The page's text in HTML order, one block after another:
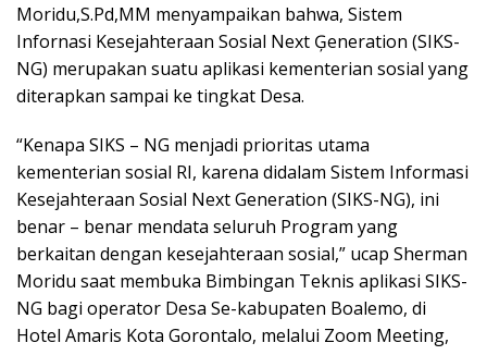
Moridu,S.Pd,MM menyampaikan bahwa, Sistem
Infornasi Kesejahteraan Sosial Next Ģeneration (SIKS-
NG) merupakan suatu aplikasi kementerian sosial yang
diterapkan sampai ke tingkat Desa.
“Kenapa SIKS – NG menjadi prioritas utama
kementerian sosial RI, karena didalam Sistem Informasi
Kesejahteraan Sosial Next Generation (SIKS-NG), ini
benar – benar mendata seluruh Program yang
berkaitan dengan kesejahteraan sosial,” ucap Sherman
Moridu saat membuka Bimbingan Teknis aplikasi SIKS-
NG bagi operator Desa Se-kabupaten Boalemo, di
Hotel Amaris Kota Gorontalo, melalui Zoom Meeting,